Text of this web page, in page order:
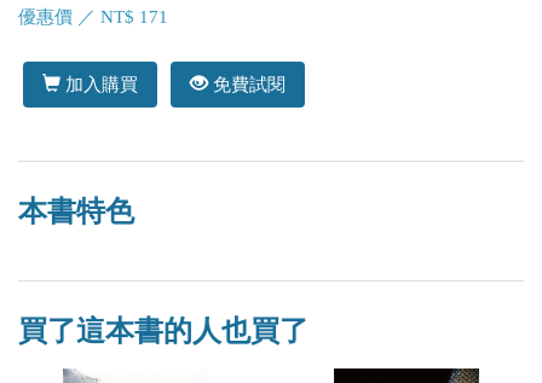
優惠價 ／ NT$ 171
加入購買 免費試閱
本書特色
買了這本書的人也買了